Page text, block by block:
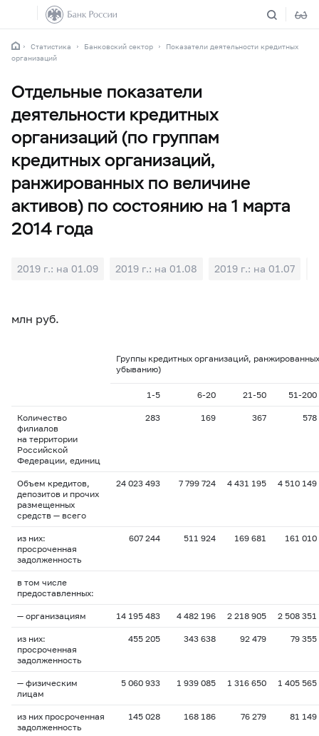
Статистика Банковский сектор
Показатели деятельности кредитных
организаций
Отдельные показатели
деятельности кредитных
организаций (по группам
кредитных организаций,
ранжированных по величине
активов) по состоянию на 1 марта
2014 года
2019 г.: на 01.09 2019 г.: на 01.08 2019 г.: на 01.07
млн руб.
Группы кредитных организаций,
убыванию)
1-5 6-20 21-50 51-200
Количество
филиалов
на территории
Российской
Федерации, единиц
283 169 367 578
Объем кредитов,
депозитов и прочих
размещенных
средств — всего
24 023 493 7 799 724 4 431 195 4 510 149
из них:
просроченная
задолженность
607 244 511 924 169 681 161 010
в том числе
предоставленных:
— организациям 14 195 483 4 482 196 2 218 905 2 508 351
из них:
просроченная
задолженность
455 205 343 638 92 479 79 355
— физическим
лицам
5 060 933 1 939 085 1 316 650 1 405 565
из них просроченная
задолженность
145 028 168 186 76 279 81 149